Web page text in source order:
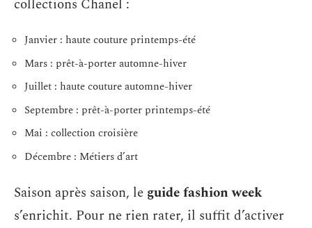
collections Chanel :
Janvier : haute couture printemps-été
Mars : prêt-à-porter automne-hiver
Juillet : haute couture automne-hiver
Septembre : prêt-à-porter printemps-été
Mai : collection croisière
Décembre : Métiers d’art
Saison après saison, le guide fashion week
s’enrichit. Pour ne rien rater, il suffit d’activer